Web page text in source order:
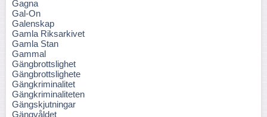
Gagna
Gal-On
Galenskap
Gamla Riksarkivet
Gamla Stan
Gammal
Gängbrottslighet
Gängbrottslighete
Gängkriminalitet
Gängkriminaliteten
Gängskjutningar
Gängvåldet